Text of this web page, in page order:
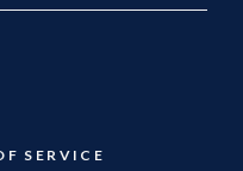
SERVICE